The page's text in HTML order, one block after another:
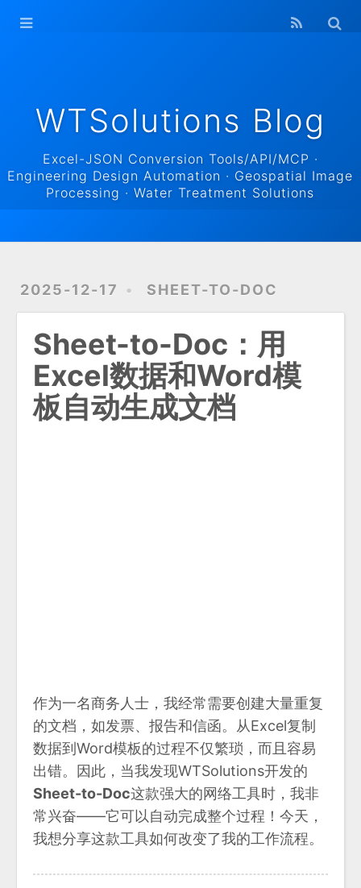
WTSolutions Blog
Excel-JSON Conversion Tools/API/MCP ·
Engineering Design Automation · Geospatial Image
Processing · Water Treatment Solutions
2025-12-17 SHEET-TO-DOC
Sheet-to-Doc：用
Excel数据和Word模
板自动生成文档
作为一名商务人士，我经常需要创建大量重复
的文档，如发票、报告和信函。从Excel复制
数据到Word模板的过程不仅繁琐，而且容易
出错。因此，当我发现WTSolutions开发的
Sheet-to-Doc这款强大的网络工具时，我非
常兴奋——它可以自动完成整个过程！今天，
我想分享这款工具如何改变了我的工作流程。
WTSolutions